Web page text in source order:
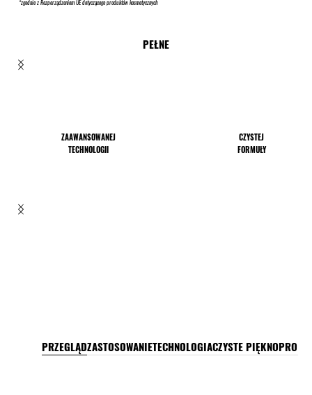
*zgodnie z Rozporządzeniem UE dotyczącego produktów kosmetycznych
PEŁNE
ZAAWANSOWANEJ
TECHNOLOGII
CZYSTEJ
FORMUŁY
PRZEGLĄDZASTOSOWANIETECHNOLOGIACZYSTE PIĘKNOPRO